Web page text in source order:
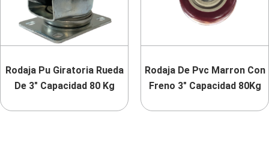
Rodaja Pu Giratoria Rueda
De 3″ Capacidad 80 Kg
Rodaja De Pvc Marron Con
Freno 3″ Capacidad 80Kg